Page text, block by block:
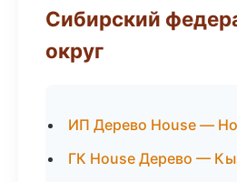
Сибирский
округ
ИП Дерево House —
ГК House Дерево —